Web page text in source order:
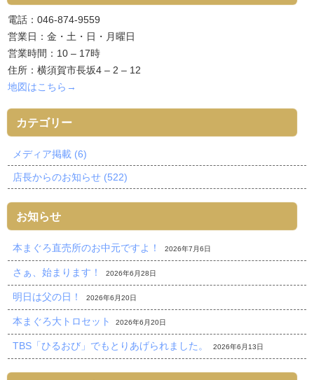
電話：046-874-9559
営業日：金・土・日・月曜日
営業時間：10 – 17時
住所：横須賀市長坂4 – 2 – 12
地図はこちら→
カテゴリー
メディア掲載 (6)
店長からのお知らせ (522)
お知らせ
本まぐろ直売所のお中元ですよ！ 2026年7月6日
さぁ、始まります！ 2026年6月28日
明日は父の日！ 2026年6月20日
本まぐろ大トロセット 2026年6月20日
TBS「ひるおび」でもとりあげられました。 2026年6月13日